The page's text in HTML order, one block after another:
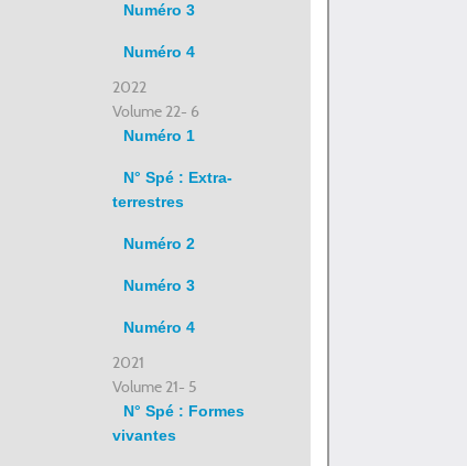
Numéro 3
Numéro 4
2022
Volume 22- 6
Numéro 1
N° Spé : Extra-
terrestres
Numéro 2
Numéro 3
Numéro 4
2021
Volume 21- 5
N° Spé : Formes
vivantes